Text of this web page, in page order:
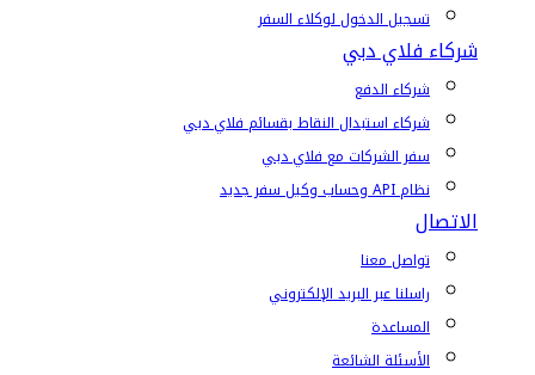
تسجيل الدخول لوكلاء السفر
شركاء فلاي دبي
شركاء الدفع
شركاء استبدال النقاط بقسائم فلاي دبي
سفر الشركات مع فلاي دبي
نظام API وحساب وكيل سفر جديد
الاتصال
تواصل معنا
راسلنا عبر البريد الإلكتروني
المساعدة
الأسئلة الشائعة